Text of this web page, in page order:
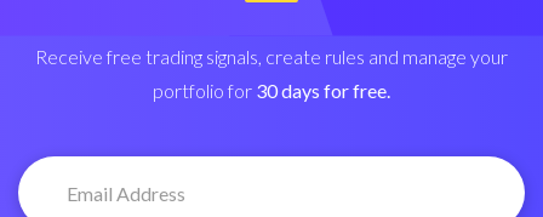
Receive free trading signals, create rules and manage your
portfolio for 30 days for free.